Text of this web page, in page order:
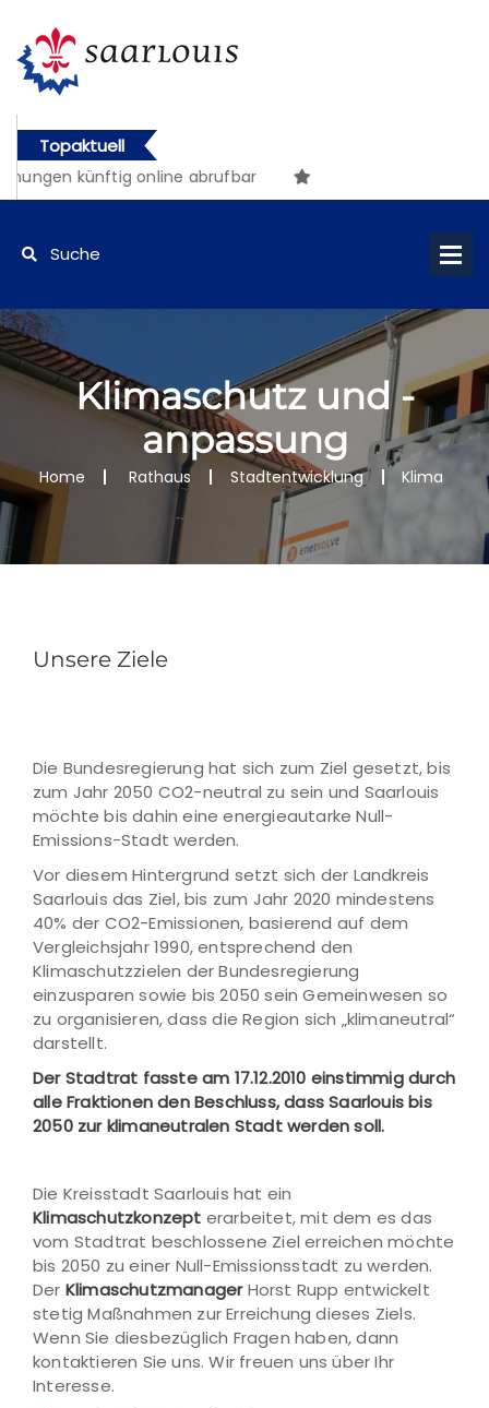
Topaktuell
künftig online abrufbar
Klimaschutz und -
anpassung
Home Rathaus Stadtentwicklung Klima
Unsere Ziele
Die Bundesregierung hat sich zum Ziel gesetzt, bis
zum Jahr 2050 CO2-neutral zu sein und Saarlouis
möchte bis dahin eine energieautarke Null-
Emissions-Stadt werden.
Vor diesem Hintergrund setzt sich der Landkreis
Saarlouis das Ziel, bis zum Jahr 2020 mindestens
40% der CO2-Emissionen, basierend auf dem
Vergleichsjahr 1990, entsprechend den
Klimaschutzzielen der Bundesregierung
einzusparen sowie bis 2050 sein Gemeinwesen so
zu organisieren, dass die Region sich „klimaneutral“
darstellt.
Der Stadtrat fasste am 17.12.2010 einstimmig durch
alle Fraktionen den Beschluss, dass Saarlouis bis
2050 zur klimaneutralen Stadt werden soll.
Die Kreisstadt Saarlouis hat ein
Klimaschutzkonzept erarbeitet, mit dem es das
vom Stadtrat beschlossene Ziel erreichen möchte
bis 2050 zu einer Null-Emissionsstadt zu werden.
Der KlimaschutzmanagerHorst Rupp entwickelt
stetig Maßnahmen zur Erreichung dieses Ziels.
Wenn Sie diesbezüglich Fragen haben, dann
kontaktieren Sie uns. Wir freuen uns über Ihr
Interesse.